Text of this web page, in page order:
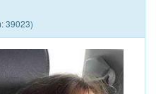
39023)